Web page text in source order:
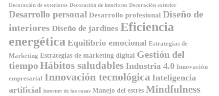
Decoración de exteriores Decoración de interiores Decoración exterior
Desarrollo personal Desarrollo profesional Diseño de
interiores Diseño de jardines Eficiencia
energética Equilibrio emocional Estrategias de
Marketing Estrategias de marketing digital Gestión del
tiempo Hábitos saludables Industria 4.0 Innovación
empresarial Innovación tecnológica Inteligencia
artificial Internet de las cosas Manejo del estrés Mindfulness